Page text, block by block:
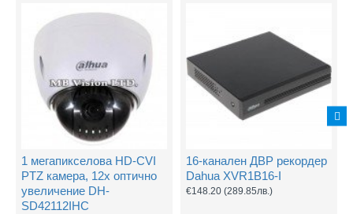
1 мегапикселова HD-CVI
PTZ камера, 12х оптично
увеличение DH-
SD42112IHC
16-канален ДВР рекордер
Dahua XVR1B16-I
€148.20 (289.85лв.)